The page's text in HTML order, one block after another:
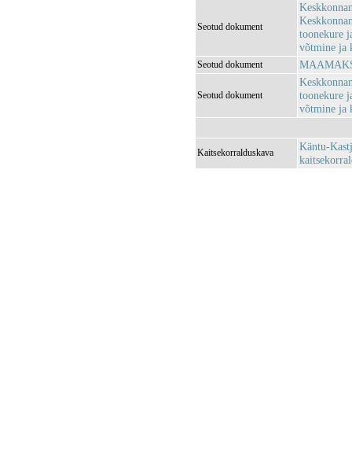
Seotud dokument
toonekure
võtmine ja
Seotud dokument
Seotud dokument
toonekure
võtmine ja
Kaitsekorralduskava
Käntu-